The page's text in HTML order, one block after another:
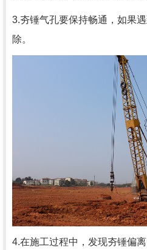
3.夯锤气孔要保持畅通，如果
除。
4.在施工过程中，发现夯锤偏